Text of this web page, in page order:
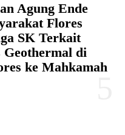
Agung Ende
Flores
SK Terkait
di
ke Mahkamah